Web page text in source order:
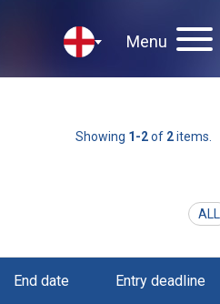
Menu
Showing 1-2of 2items.
ALL
End date Entry deadline